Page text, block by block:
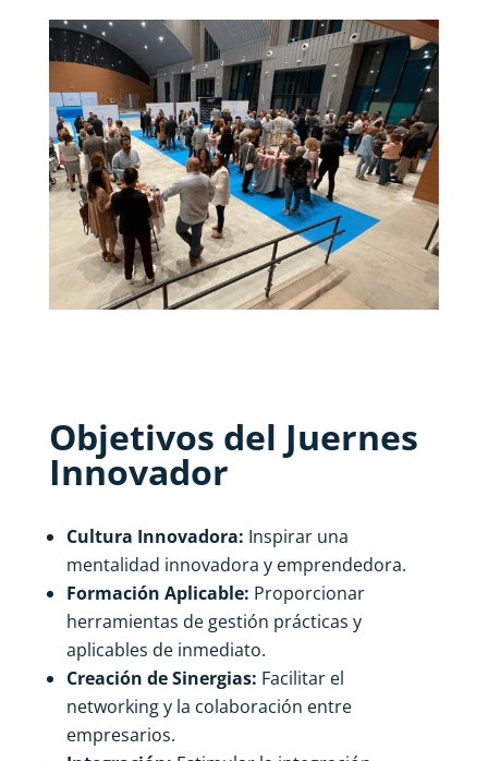
Objetivos del Juernes
Innovador
Cultura Innovadora: Inspirar una
mentalidad innovadora y emprendedora.
Formación Aplicable: Proporcionar
herramientas de gestión prácticas y
aplicables de inmediato.
Creación de Sinergias: Facilitar el
networking y la colaboración entre
empresarios.